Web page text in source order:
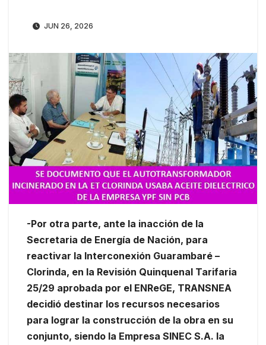
JUN 26, 2026
-Por otra parte, ante la inacción de la
Secretaria de Energía de Nación, para
reactivar la Interconexión Guarambaré –
Clorinda, en la Revisión Quinquenal Tarifaria
25/29 aprobada por el ENReGE, TRANSNEA
decidió destinar los recursos necesarios
para lograr la construcción de la obra en su
conjunto, siendo la Empresa SINEC S.A. la